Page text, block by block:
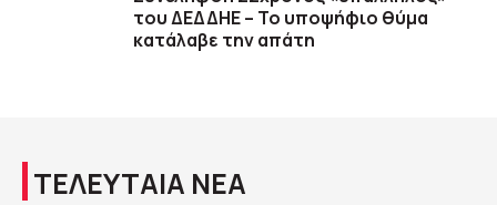
του ΔΕΔΔΗΕ – Το υποψήφιο θύμα
κατάλαβε την απάτη
ΤΕΛΕΥΤΑΙΑ ΝΕΑ